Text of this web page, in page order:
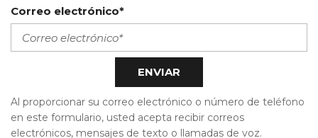
Correo electrónico*
ENVIAR